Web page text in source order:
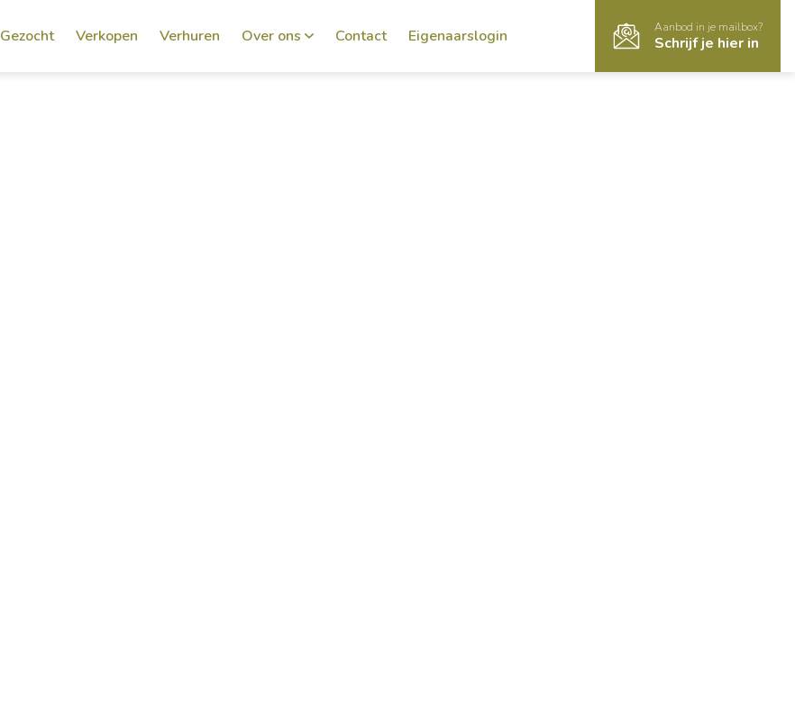
Gezocht Verkopen Verhuren Over ons Contact Eigenaarslogin Aanbod in je mailbox?
Schrijf je hier in